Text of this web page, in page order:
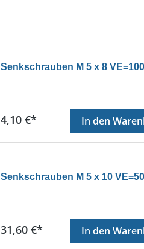
Senkschrauben M 5 x 8 VE=100
Regulärer Preis:
4,10 €* In den
Senkschrauben M 5 x 10
Regulärer Preis:
31,60 €* In den